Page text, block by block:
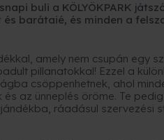
buli a KÖLYÖKPARK
barátaié, és minden a
amely nem csupán egy
pillanatokkal! Ezzel a
csöppenhetnek, ahol
az ünneplés öröme. Te
ráadásul szervezési